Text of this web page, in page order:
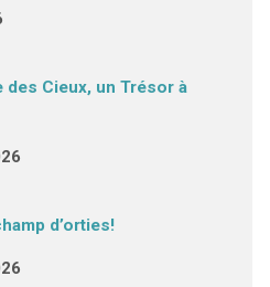
des Cieux, un Trésor à
d’orties!